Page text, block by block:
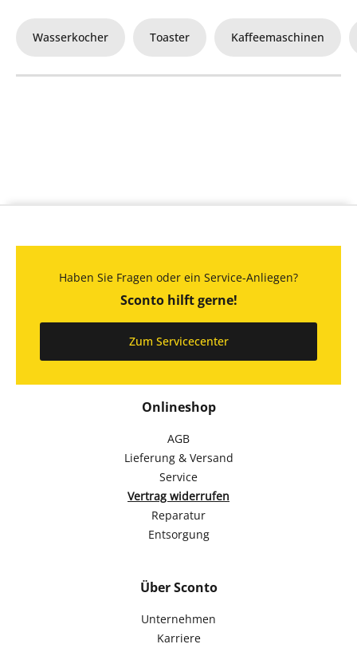
Wasserkocher Toaster Kaffeemaschinen
Onlineshop
AGB
Lieferung & Versand
Service
Vertrag widerrufen
Reparatur
Entsorgung
Über Sconto
Unternehmen
Karriere
Haben Sie Fragen oder ein Service-Anliegen?
Sconto hilft gerne!
Zum Servicecenter